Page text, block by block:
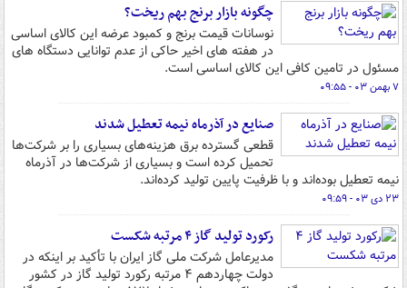
چگونه بازار برنج بهم ریخت؟
نوسانات قیمت برنج و کمبود عرضه این کالای اساسی
در هفته های اخیر حاکی از عدم توانایی دستگاه های
مسئول در تامین کافی این کالای اساسی است.
۷ بهمن ۰۳ - ۰۹:۵۵
صنایع در آذرماه نیمه تعطیل شدند
قطعی گسترده برق هزینه‌های بسیاری را بر شرکت‌ها
تحمیل کرده است و بسیاری از شرکت‌ها در آذرماه
نیمه تعطیل بوده‌اند و با ظرفیت پایین تولید کرده‌اند.
۲۳ دی ۰۳ - ۰۹:۵۹
رکورد تولید گاز ۴ مرتبه شکست
مدیرعامل شرکت ملی گاز ایران با تأکید بر اینکه در
دولت چهاردهم ۴ مرتبه رکورد تولید گاز در کشور